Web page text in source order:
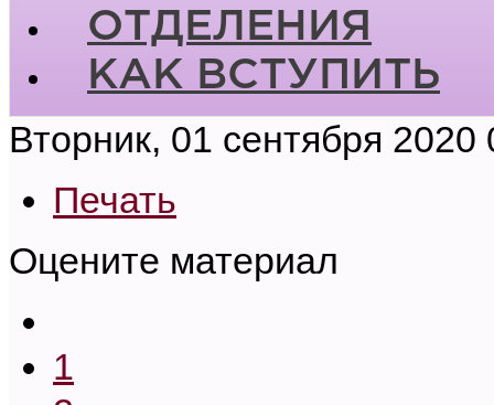
ОТДЕЛЕНИЯ
КАК ВСТУПИТЬ
Вторник, 01 сентября 2020
Печать
Оцените материал
1